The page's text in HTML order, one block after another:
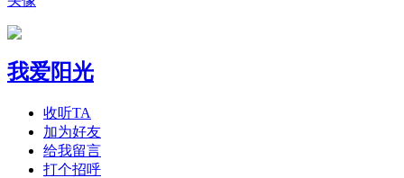
我爱阳光
收听TA
加为好友
给我留言
打个招呼